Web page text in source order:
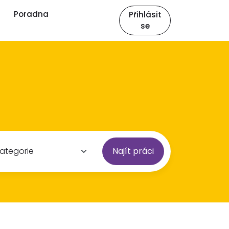
Poradna
Přihlásit
se
Najít práci